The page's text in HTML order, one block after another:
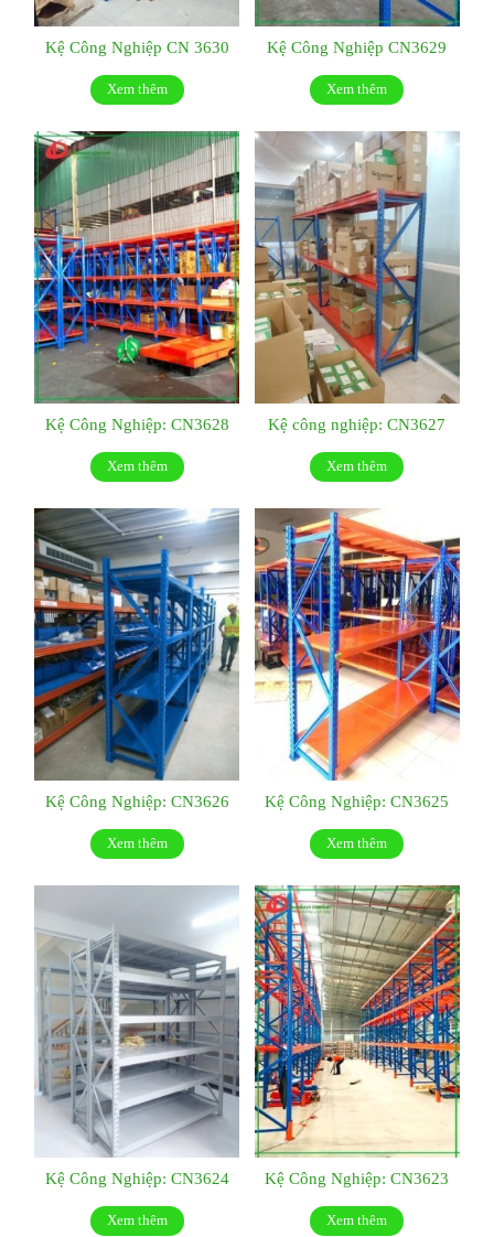
Kệ Công Nghiệp CN 3630
Xem thêm
Kệ Công Nghiệp CN3629
Xem thêm
Kệ Công Nghiệp: CN3628
Xem thêm
Kệ công nghiệp: CN3627
Xem thêm
Kệ Công Nghiệp: CN3626
Xem thêm
Kệ Công Nghiệp: CN3625
Xem thêm
Kệ Công Nghiệp: CN3624
Xem thêm
Kệ Công Nghiệp: CN3623
Xem thêm